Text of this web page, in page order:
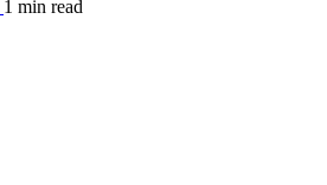
1 min read